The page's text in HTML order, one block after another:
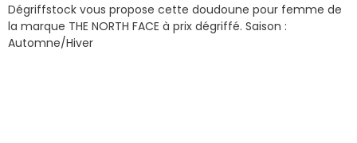
Dégriffstock vous propose cette doudoune pour femme de
la marque THE NORTH FACE à prix dégriffé. Saison :
Automne/Hiver